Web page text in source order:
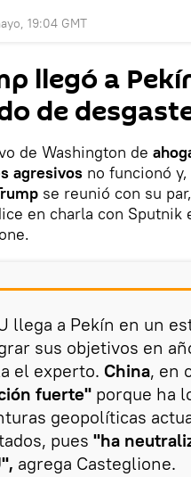
19:04 GMT
llegó a
de
de Washington de
agresivos no funcionó
se reunió con su par,
en charla con Sputnik
llega a Pekín en un
sus objetivos en
el experto. China, en
fuerte" porque ha
geopolíticas
pues "ha
agrega Casteglione.